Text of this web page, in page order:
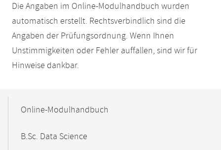
Die Angaben im Online-Modulhandbuch wurden
automatisch erstellt. Rechtsverbindlich sind die
Angaben der Prüfungsordnung. Wenn Ihnen
Unstimmigkeiten oder Fehler auffallen, sind wir für
Hinweise dankbar.
NavigationOnline-Modulhandbuch
B.Sc. Data Science